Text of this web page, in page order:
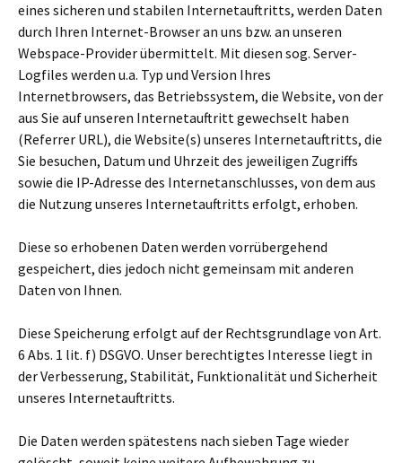
eines sicheren und stabilen Internetauftritts, werden Daten
durch Ihren Internet-Browser an uns bzw. an unseren
Webspace-Provider übermittelt. Mit diesen sog. Server-
Logfiles werden u.a. Typ und Version Ihres
Internetbrowsers, das Betriebssystem, die Website, von der
aus Sie auf unseren Internetauftritt gewechselt haben
(Referrer URL), die Website(s) unseres Internetauftritts, die
Sie besuchen, Datum und Uhrzeit des jeweiligen Zugriffs
sowie die IP-Adresse des Internetanschlusses, von dem aus
die Nutzung unseres Internetauftritts erfolgt, erhoben.
Diese so erhobenen Daten werden vorrübergehend
gespeichert, dies jedoch nicht gemeinsam mit anderen
Daten von Ihnen.
Diese Speicherung erfolgt auf der Rechtsgrundlage von Art.
6 Abs. 1 lit. f) DSGVO. Unser berechtigtes Interesse liegt in
der Verbesserung, Stabilität, Funktionalität und Sicherheit
unseres Internetauftritts.
Die Daten werden spätestens nach sieben Tage wieder